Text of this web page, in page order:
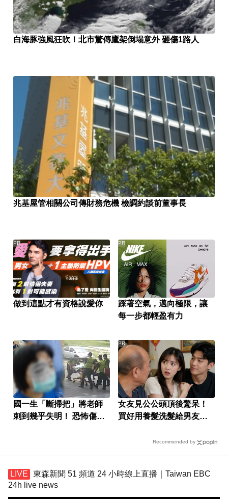
白海豚強風狂吹！北市驚傳鷹架倒塌意外 砸傷1路人
兆基屋管相關公司傳財務危機 檢調約談前董事長
做到這點才有資格說愛你
PR
踩著空氣，邁向極限，讓
每一步都輕盈有力
PR
國一生「斷掃把」將老師
刺到幾乎失明！ 恐怖傷勢
女友見公公頭頂後驚呆！
買好用養髮洗髮給男友引
PR
Recommended by
東森新聞 51 頻道 24 小時線上直播｜Taiwan EBC
24h live news